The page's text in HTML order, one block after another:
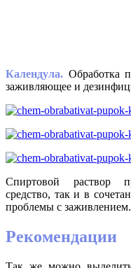
Календула. Обработка
заживляющее и
Спиртовой раствор
средство, так и в
проблемы с заживлением.
Рекомендации